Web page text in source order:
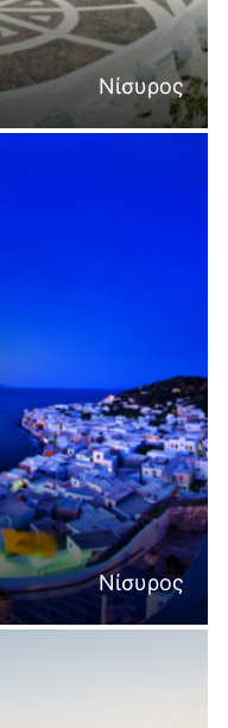
Νίσυρος
Νίσυρος